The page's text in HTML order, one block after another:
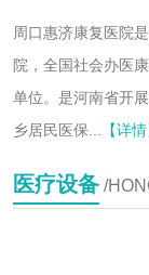
周口惠济康复医院
院，全国社会办医
单位。是河南省开
乡居民医保...
【详情
医疗设备 /